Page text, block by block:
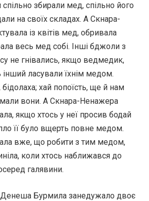
спільно збирали мед, спільно його
на своїх складах. А Скнара-
із квітів мед, обривала
весь мед собі. Інші бджоли з
не гнівались, якщо ведмедик,
інший ласували їхнім медом.
хай попоїсть, ще й нам
вони. А Скнара-Ненажера
якщо хтось у неї просив бодай
її було вщерть повне медом.
вже, що робити з тим медом,
коли хтось наближався до
галявини.
Бурмила занедужало двоє